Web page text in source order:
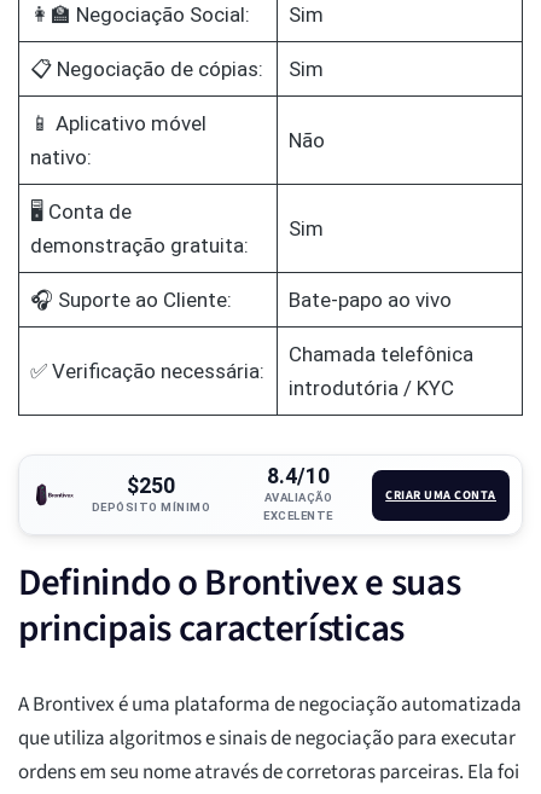
👩‍🏫 Negociação Social: Sim
📋 Negociação de cópias: Sim
📱 Aplicativo móvel
nativo:
Não
🖥️ Conta de
demonstração gratuita:
Sim
🎧 Suporte ao Cliente: Bate-papo ao vivo
✅ Verificação necessária:
Chamada telefônica
introdutória / KYC
$250
DEPÓSITO MÍNIMO
8.4/10
AVALIAÇÃO
EXCELENTE
CRIAR UMA CONTA
Definindo o Brontivex e suas
principais características
A Brontivex é uma plataforma de negociação automatizada
que utiliza algoritmos e sinais de negociação para executar
ordens em seu nome através de corretoras parceiras. Ela foi